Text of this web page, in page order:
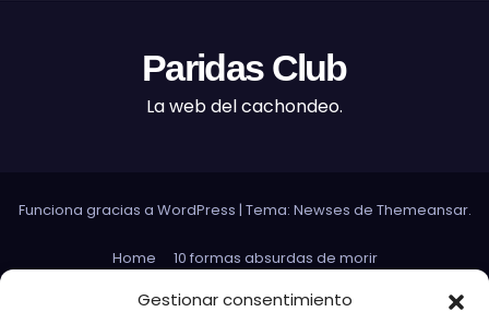
Gestionar consentimiento
Paridas Club
La web del cachondeo.
Funciona gracias a WordPress | Tema: Newses de Themeansar.
Home
10 formas absurdas de morir
Datos curiosos que no sirven para nada